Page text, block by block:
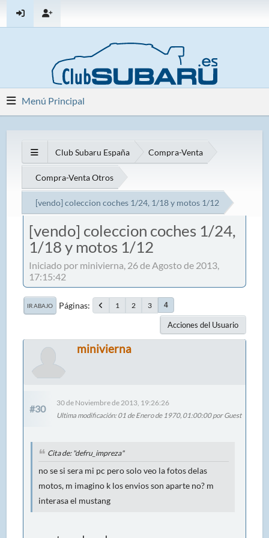
Menú Principal
Club Subaru España Compra-Venta
Compra-Venta Otros
[vendo] coleccion coches 1/24, 1/18 y motos 1/12
[vendo] coleccion coches 1/24,
1/18 y motos 1/12
Iniciado por minivierna, 26 de Agosto de 2013,
17:15:42
IR ABAJO Páginas 1 2 3 4
Acciones del Usuario
minivierna
#30
30 de Noviembre de 2013, 19:26:26
Ultima modificación: 01 de Enero de 1970, 01:00:00 por Guest
Cita de: "defru_impreza"
no se si sera mi pc pero solo veo la fotos delas
motos, m imagino k los envios son aparte no? m
interasa el mustang